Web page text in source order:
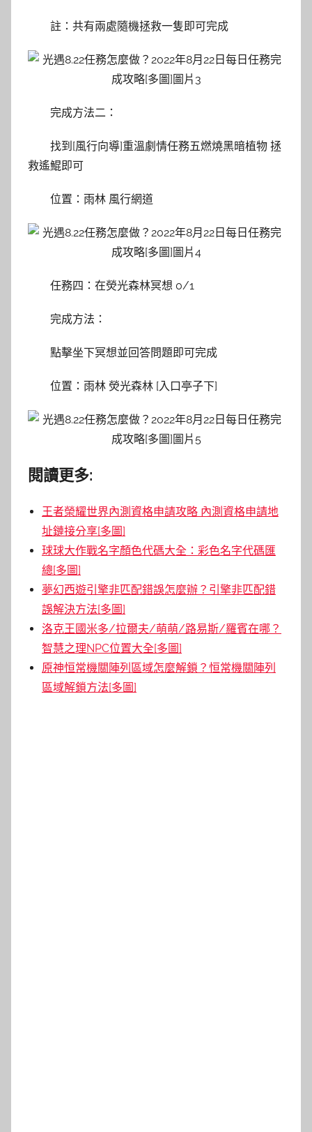
註：共有兩處隨機拯救一隻即可完成
完成方法二：
找到[風行向導]重溫劇情任務五燃燒黑暗植物 拯
救遙鯤即可
位置：雨林 風行網道
任務四：在熒光森林冥想 0/1
完成方法：
點擊坐下冥想並回答問題即可完成
位置：雨林 熒光森林 [入口亭子下]
閱讀更多:
王者榮耀世界內測資格申請攻略 內測資格申請地
址鏈接分享[多圖]
球球大作戰名字顏色代碼大全：彩色名字代碼匯
總[多圖]
夢幻西遊引擎非匹配錯誤怎麼辦？引擎非匹配錯
誤解決方法[多圖]
洛克王國米多/拉爾夫/萌萌/路易斯/羅賓在哪？
智慧之理NPC位置大全[多圖]
原神恒常機關陣列區域怎麼解鎖？恒常機關陣列
區域解鎖方法[多圖]